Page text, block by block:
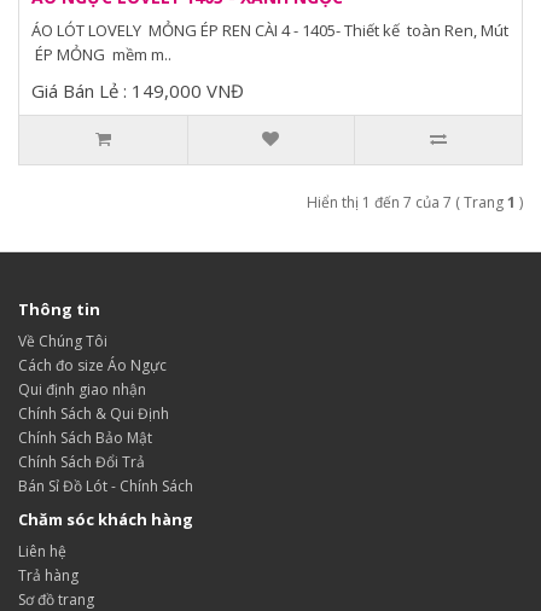
ÁO LÓT LOVELY MỎNG ÉP REN CÀI 4 - 1405- Thiết kế toàn Ren, Mút
ÉP MỎNG mềm m..
Giá Bán Lẻ : 149,000 VNĐ
Hiển thị 1 đến 7 của 7 ( Trang1 )
Thông tin
Về Chúng Tôi
Cách đo size Áo Ngực
Qui định giao nhận
Chính Sách & Qui Định
Chính Sách Bảo Mật
Chính Sách Đổi Trả
Bán Sỉ Đồ Lót - Chính Sách
Chăm sóc khách hàng
Liên hệ
Trả hàng
Sơ đồ trang